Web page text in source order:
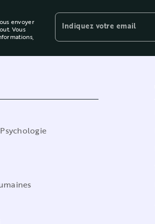
envoyer
Vous
Indiquez votre email